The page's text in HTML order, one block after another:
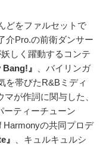
どをファルセットで
介Pro.の前衛ダンサー
妖しく躍動するコンテ
』
、バイリンガ
を帯びたR&Bミディ
マが作詞に関与した、
ーティーチューン
Harmonyの共同プロデ
、キュルキュルシ